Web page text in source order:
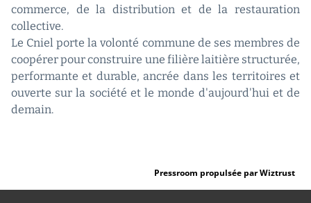
commerce, de la distribution et de la restauration
collective.
Le Cniel porte la volonté commune de ses membres de
coopérer pour construire une filière laitière structurée,
performante et durable, ancrée dans les territoires et
ouverte sur la société et le monde d'aujourd'hui et de
demain.
Pressroom propulsée par Wiztrust